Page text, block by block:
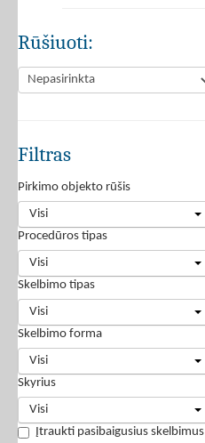
Rūšiuoti:
Filtras
Pirkimo objekto rūšis
Visi
Procedūros tipas
Visi
Skelbimo tipas
Visi
Skelbimo forma
Visi
Skyrius
Visi
Įtraukti pasibaigusius skelbimus